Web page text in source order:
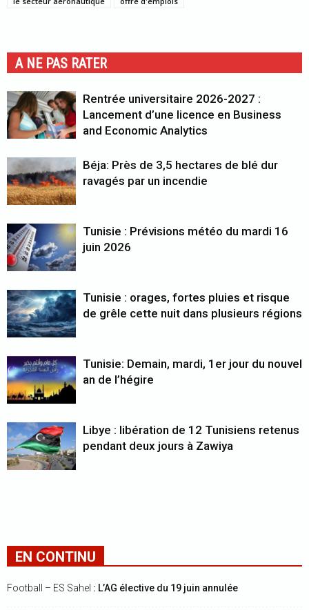
A NE PAS RATER
Rentrée universitaire 2026-2027 :
Lancement d’une licence en Business
and Economic Analytics
Béja: Près de 3,5 hectares de blé dur
ravagés par un incendie
Tunisie : Prévisions météo du mardi 16
juin 2026
Tunisie : orages, fortes pluies et risque
de grêle cette nuit dans plusieurs régions
Tunisie: Demain, mardi, 1er jour du nouvel
an de l’hégire
Libye : libération de 12 Tunisiens retenus
pendant deux jours à Zawiya
EN CONTINU
Football – ES Sahel : L’AG élective du 19 juin annulée